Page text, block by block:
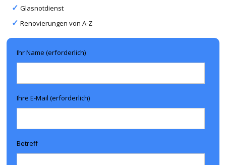
Glasnotdienst
Renovierungen von A-Z
Ihr Name (erforderlich)
Ihre E-Mail (erforderlich)
Betreff